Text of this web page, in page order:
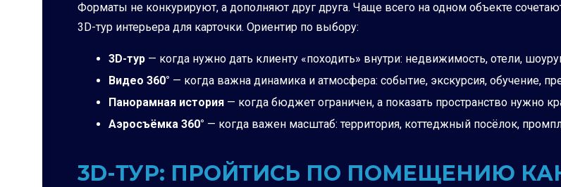
Форматы не конкурируют, а дополняют друг друга. Чаще всего на одном объекте
3D-тур интерьера для карточки. Ориентир по выбору:
3D-тур — когда нужно дать клиенту «походить» внутри: недвижимость, отели,
Видео 360° — когда важна динамика и атмосфера: событие, экскурсия, обучение,
Панорамная история — когда бюджет ограничен, а показать пространство нужно
Аэросъёмка 360° — когда важен масштаб: территория, коттеджный посёлок,
3D-ТУР: ПРОЙТИСЬ ПО ПОМЕЩЕНИЮ